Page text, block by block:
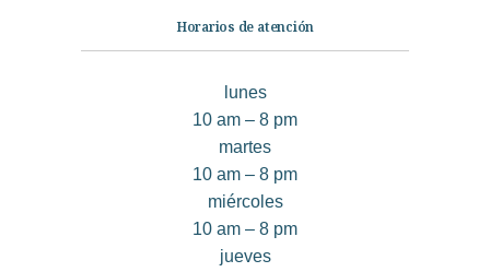
Horarios de atención
lunes
10 am – 8 pm
martes
10 am – 8 pm
miércoles
10 am – 8 pm
jueves